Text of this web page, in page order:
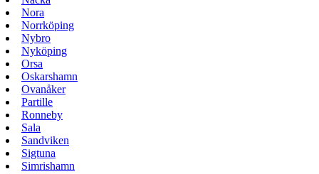
Nora
Norrköping
Nybro
Nyköping
Orsa
Oskarshamn
Ovanåker
Partille
Ronneby
Sala
Sandviken
Sigtuna
Simrishamn